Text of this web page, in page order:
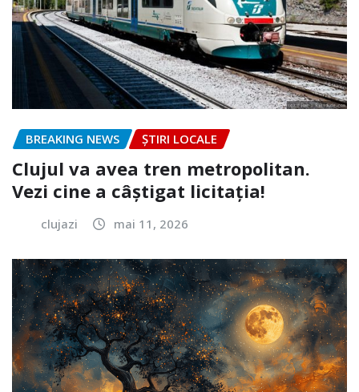
BREAKING NEWS ȘTIRI LOCALE
Clujul va avea tren metropolitan.
Vezi cine a câștigat licitația!
clujazi mai 11, 2026